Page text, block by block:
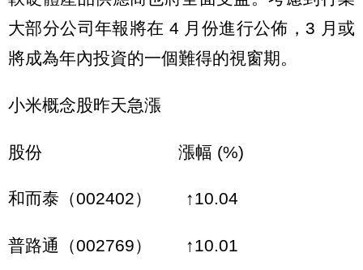
大部分公司年報將在 4 月份進行公佈，3 月或
將成為年內投資的一個難得的視窗期。
小米概念股昨天急漲
股份 漲幅 (%)
和而泰（002402） ↑10.04
普路通（002769） ↑10.01